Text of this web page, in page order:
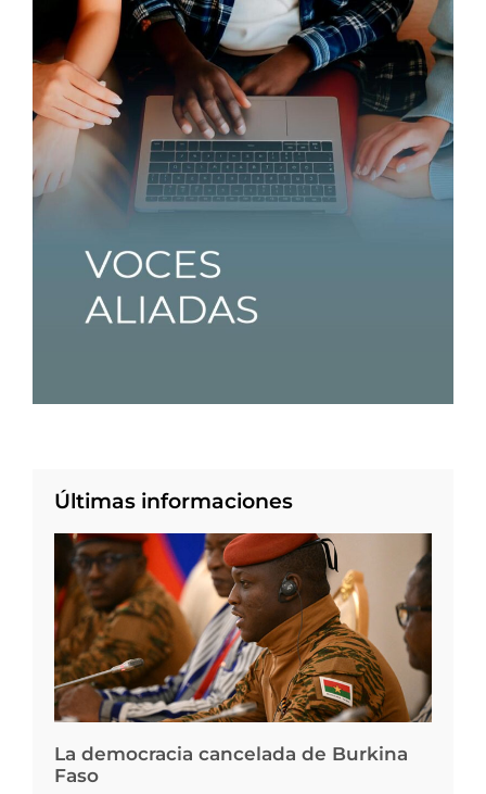
Últimas informaciones
La democracia cancelada de Burkina
Faso